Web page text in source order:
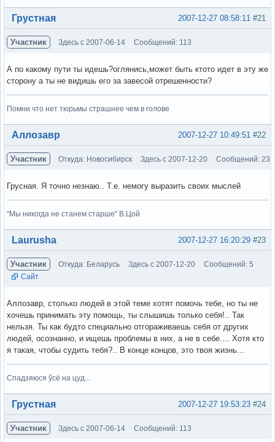
Вне форума #21
2007-12-27 08:58:11
Грустная
Участник Здесь с 2007-06-14 Сообщений: 113
А по какому пути ты идешь?оглянись,может быть ктото идет в эту же
сторону а ты не видишь его за завесой отрешенности?
Помни что нет тюрьмы страшнее чем в голове
Вне форума #22
2007-12-27 10:49:51
Аллозавр
Участник Откуда: Новосибирск Здесь с 2007-12-20 Сообщений: 23
Грусная. Я точно незнаю.. Т.е. немогу выразить своих мыслей
"Мы никогда не станем старше" В.Цой
Вне форума #23
2007-12-27 16:20:29
Laurusha
Участник Откуда: Беларусь Здесь с 2007-12-20
Сообщений: 5
Сайт
Аллозавр, столько людей в этой теме хотят помочь тебе, но ты не
хочешь принимать эту помощь, ты слышишь только себя!.. Так
нельзя. Ты как будто специально отгораживаешь себя от других
людей, осознанно, и ищешь проблемы в них, а не в себе.... Хотя кто
я такая, чтобы судить тебя?.. В конце концов, это твоя жизнь...
Спадзяюся ўсё на цуд...
Вне форума #24
2007-12-27 19:53:23
Грустная
Участник Здесь с 2007-06-14 Сообщений: 113